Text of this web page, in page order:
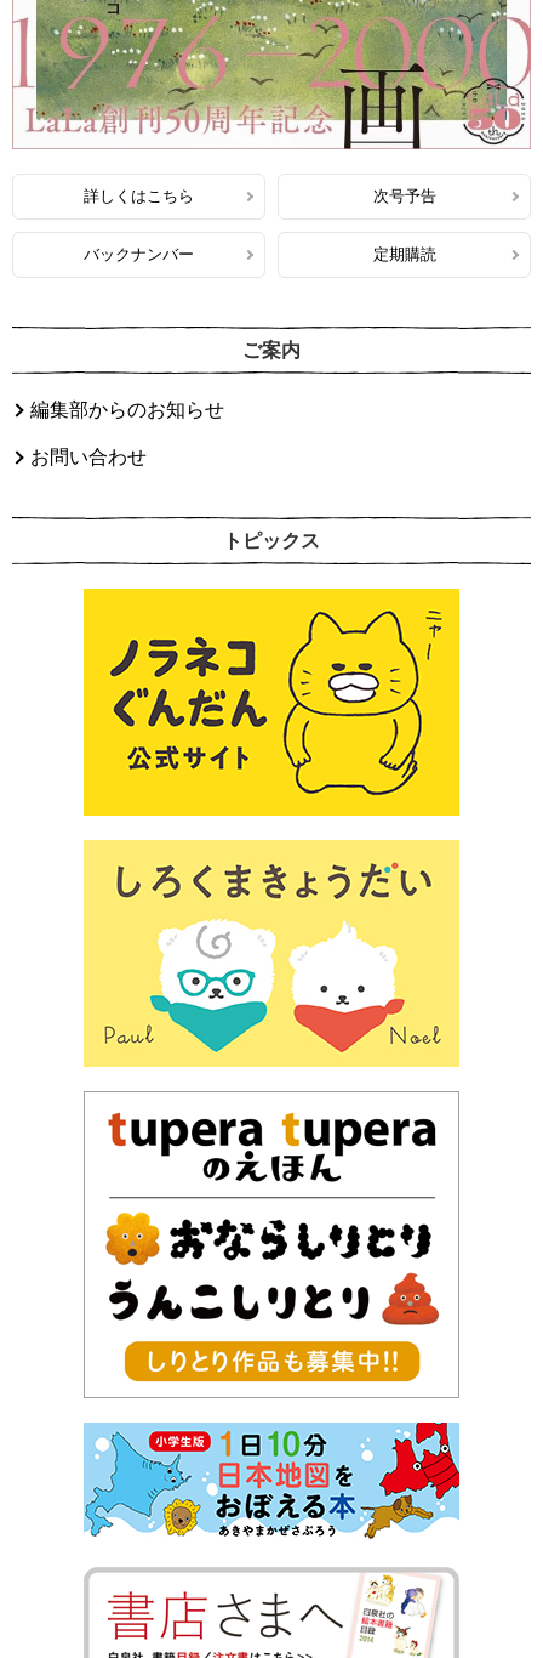
詳しくはこちら 次号予告
バックナンバー 定期購読
ご案内
編集部からのお知らせ
お問い合わせ
トピックス